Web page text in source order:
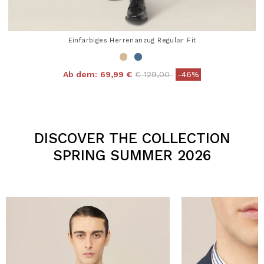
Einfarbiges Herrenanzug Regular Fit
Ab dem: 69,99 € Price reduced from
€ 129,00to-46%
DISCOVER THE COLLECTION
SPRING SUMMER 2026